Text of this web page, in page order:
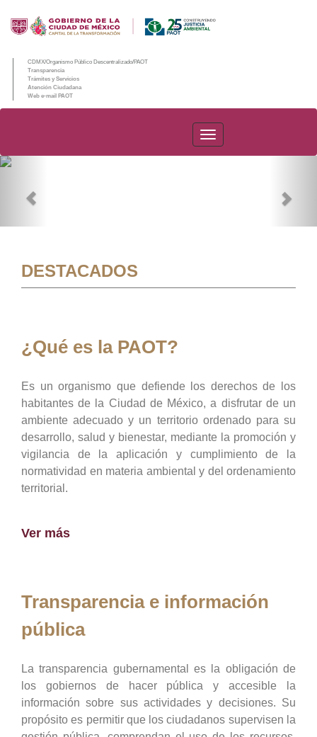
CDMX/Organismo Público Descentralizado/PAOT
Transparencia
Trámites y Servicios
Atención Ciudadana
Web e-mail PAOT
PAOT
DESTACADOS
¿Qué es la PAOT?
Es un organismo que defiende los derechos de los
habitantes de la Ciudad de México, a disfrutar de un
ambiente adecuado y un territorio ordenado para su
desarrollo, salud y bienestar, mediante la promoción y
vigilancia de la aplicación y cumplimiento de la
normatividad en materia ambiental y del ordenamiento
territorial.
Ver más
Transparencia e información
pública
La transparencia gubernamental es la obligación de
los gobiernos de hacer pública y accesible la
información sobre sus actividades y decisiones. Su
propósito es permitir que los ciudadanos supervisen la